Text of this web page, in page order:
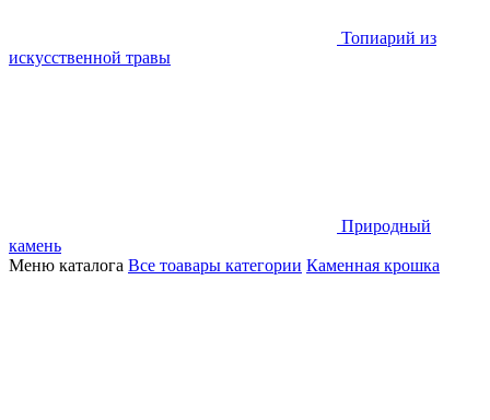
Топиарий из
искусственной травы
Природный
камень
Меню каталога Все тоавары категории Каменная крошка